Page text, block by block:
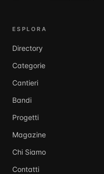
ESPLORA
Directory
Categorie
Cantieri
Bandi
Progetti
Magazine
Chi Siamo
Contatti